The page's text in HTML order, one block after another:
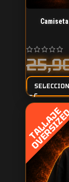
T
A
L
L
A
J
E
O
V
E
R
S
I
Z
E